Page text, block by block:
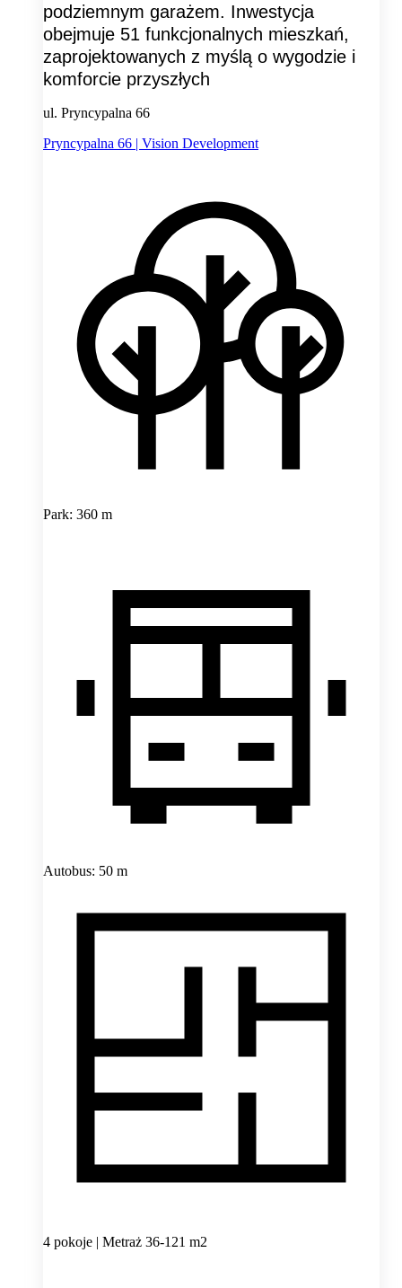
podziemnym garażem. Inwestycja
obejmuje 51 funkcjonalnych mieszkań,
zaprojektowanych z myślą o wygodzie i
komforcie przyszłych
ul. Pryncypalna 66
Pryncypalna 66 | Vision Development
Park: 360 m
Autobus: 50 m
4 pokoje | Metraż 36-121 m2